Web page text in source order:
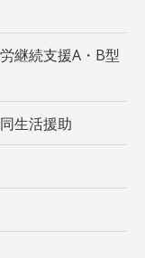
継続支援A・B型
生活援助